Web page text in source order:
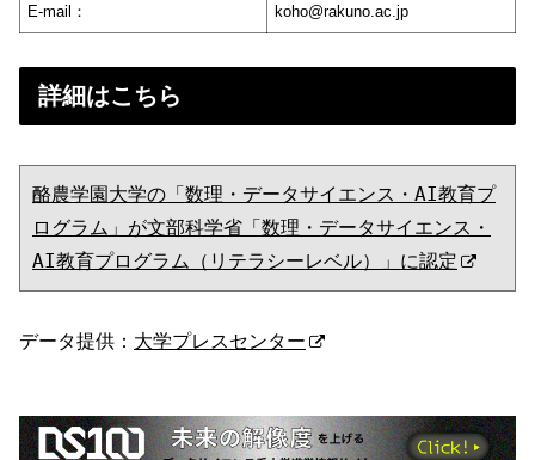
E-mail： koho@rakuno.ac.jp
詳細はこちら
酪農学園大学の「数理・データサイエンス・AI教育プ
ログラム」が文部科学省「数理・データサイエンス・
AI教育プログラム（リテラシーレベル）」に認定
データ提供： 大学プレスセンター